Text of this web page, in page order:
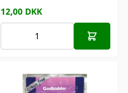
12,00 DKK